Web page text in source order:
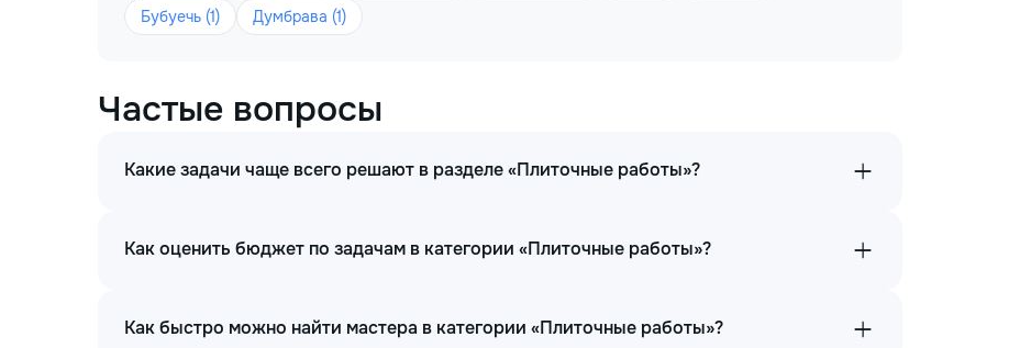
Бубуечь (1)
Думбрава (1)
Частые вопросы
Какие задачи чаще всего решают в разделе «Плиточные работы»?
Как оценить бюджет по задачам в категории «Плиточные работы»?
Как быстро можно найти мастера в категории «Плиточные работы»?